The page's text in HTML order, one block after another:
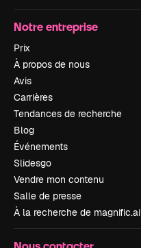
Notre entreprise
Prix
À propos de nous
Avis
Carrières
Tendances de recherche
Blog
Événements
Slidesgo
Vendre mon contenu
Salle de presse
À la recherche de magnific.ai